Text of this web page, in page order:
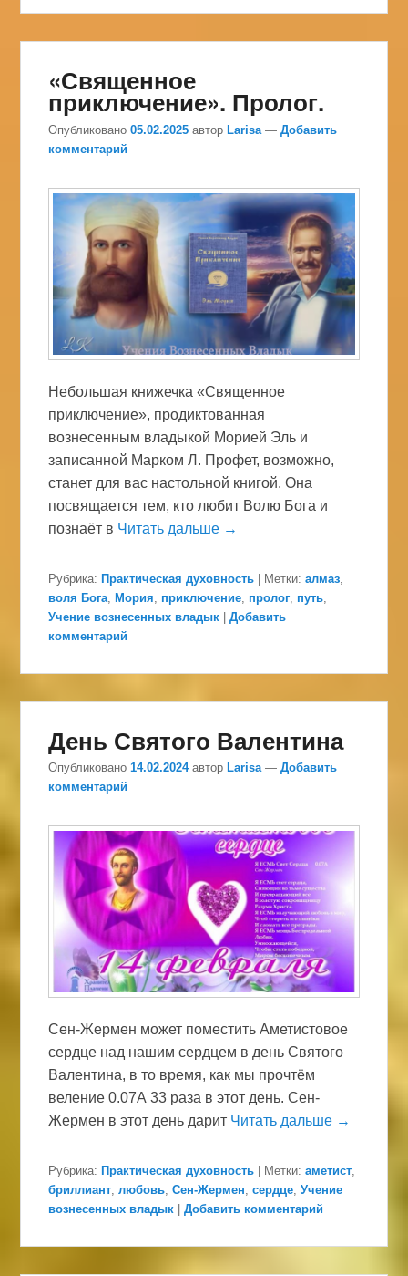
«Священное
приключение». Пролог.
Опубликовано05.02.2025 автор Larisa —Добавить
комментарий
Небольшая книжечка «Священное
приключение», продиктованная
вознесенным владыкой Морией Эль и
записанной Марком Л. Профет, возможно,
станет для вас настольной книгой. Она
посвящается тем, кто любит Волю Бога и
познаёт в Читать дальше →
Рубрика: Практическая духовность | Метки: алмаз
воля Бога ,Мория приключение пролог путь
Учение вознесенных владык |Добавить
комментарий
День Святого Валентина
Опубликовано14.02.2024 автор Larisa —Добавить
комментарий
Сен-Жермен может поместить Аметистовое
сердце над нашим сердцем в день Святого
Валентина, в то время, как мы прочтём
веление 0.07А 33 раза в этот день. Сен-
Жермен в этот день дарит Читать дальше →
Рубрика: Практическая духовность | Метки: аметист
бриллиант ,любовь ,Сен-Жермен ,сердце ,Учение
вознесенных владык |Добавить комментарий